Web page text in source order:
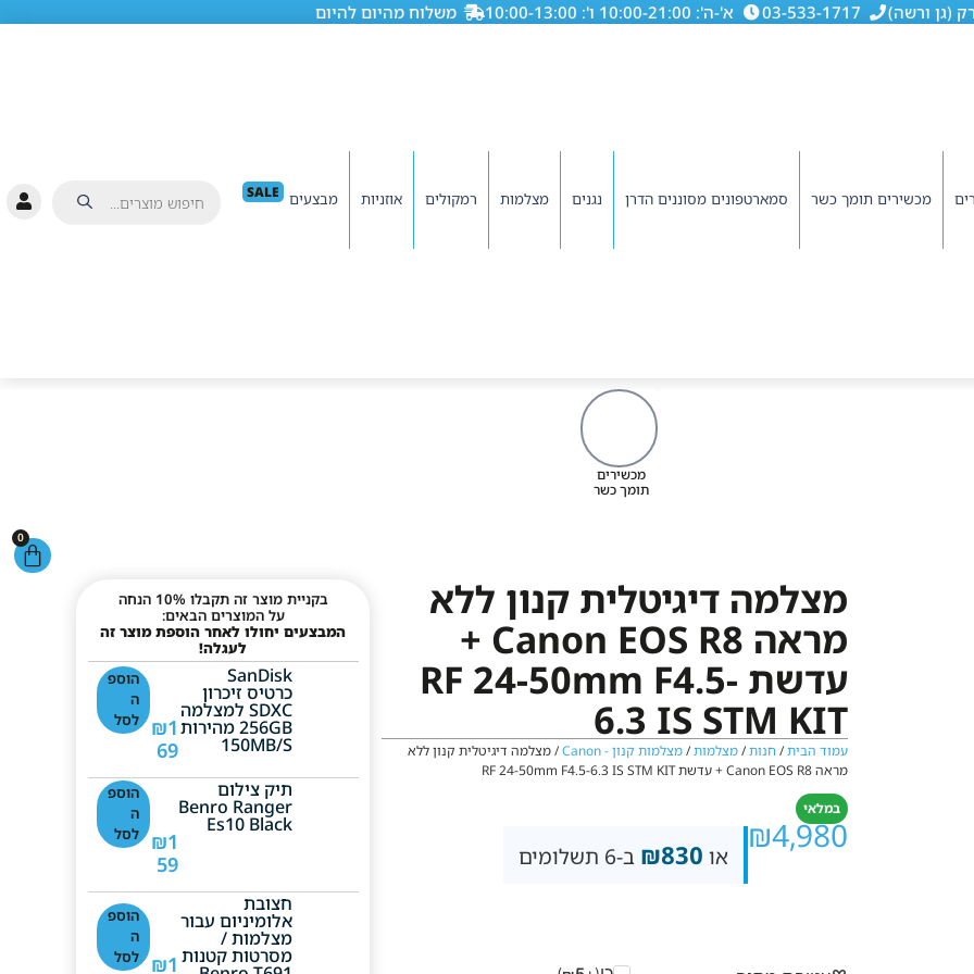
03-533-1717 א'-ה': 10:00-21:00 ו': 10:00-13:00 משלוח מהיום להיום
מכשירים תומך כשר סמארטפונים מסוננים הדרן נגנים מצלמות רמקולים אוזניות מבצעים SALE
0
מכשירים
תומך כשר
מצלמה דיגיטלית קנון ללא
מראה Canon EOS R8 +
עדשת RF 24-50mm F4.5-
6.3 IS STM KIT
עמוד הבית/ חנות/מצלמות/מצלמות קנון - Canon
/ מצלמה דיגיטלית קנון ללא
מראה Canon EOS R8 + עדשת RF 24-50mm F4.5-6.3 IS STM KIT
במלאי
₪4,980
או ₪830 ב-6 תשלומים
בקניית מוצר זה תקבלו 10% הנחה
על המוצרים הבאים:
המבצעים יחולו לאחר הוספת מוצר זה
לעגלה!
SanDisk
כרטיס זיכרון
SDXC למצלמה
256GB מהירות
150MB/S
₪1
69
הוספ
ה
לסל
תיק צילום
Benro Ranger
Es10 Black
₪1
59
הוספ
ה
לסל
חצובת
אלומיניום עבור
מצלמות /
מסרטות קטנות ₪1
הוספ
ה
לסל